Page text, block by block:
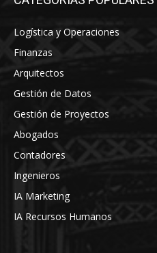
Logística y Operaciones
Finanzas
Arquitectos
Gestión de Datos
Gestión de Proyectos
Abogados
Contadores
Ingenieros
IA Marketing
IA Recursos Humanos